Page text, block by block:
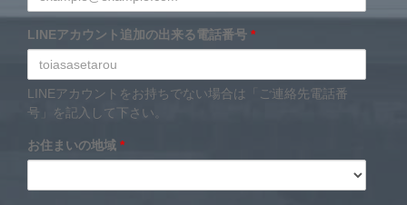
LINEアカウント追加の出来る電話番号 *
LINEアカウントをお持ちでない場合は「ご連絡先電話番
号」を記入して下さい。
お住まいの地域 *